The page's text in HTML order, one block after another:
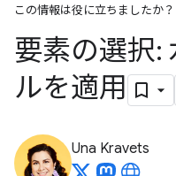
この情報は役に立ちましたか？
要素の選択:
ルを適用
Una Kravets